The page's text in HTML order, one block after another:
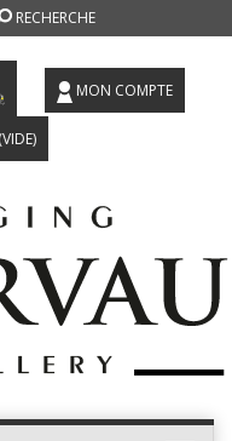
RECHERCHE
MON COMPTE
(VIDE)